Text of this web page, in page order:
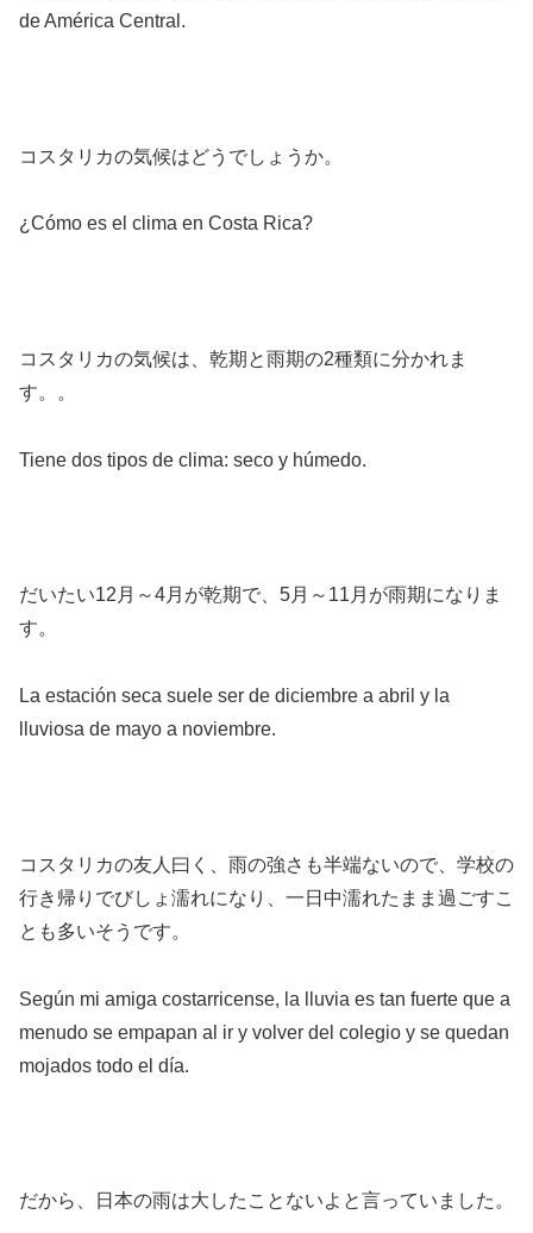
de América Central.
コスタリカの気候はどうでしょうか。
¿Cómo es el clima en Costa Rica?
コスタリカの気候は、乾期と雨期の2種類に分かれま
す。。
Tiene dos tipos de clima: seco y húmedo.
だいたい12月～4月が乾期で、5月～11月が雨期になりま
す。
La estación seca suele ser de diciembre a abril y la
lluviosa de mayo a noviembre.
コスタリカの友人曰く、雨の強さも半端ないので、学校の
行き帰りでびしょ濡れになり、一日中濡れたまま過ごすこ
とも多いそうです。
Según mi amiga costarricense, la lluvia es tan fuerte que a
menudo se empapan al ir y volver del colegio y se quedan
mojados todo el día.
だから、日本の雨は大したことないよと言っていました。